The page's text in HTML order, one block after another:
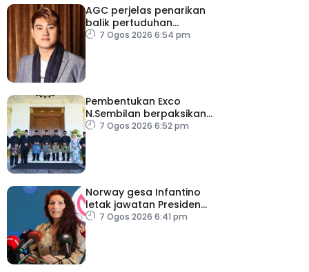
AGC perjelas penarikan
balik pertuduhan
terhadap Nicky Liow
7 Ogos 2026 6:54 pm
Pembentukan Exco
N.Sembilan berpaksikan
cekap, integriti dan kerja
7 Ogos 2026 6:52 pm
Norway gesa Infantino
letak jawatan Presiden
FIFA7 Ogos 2026 6:41 pm